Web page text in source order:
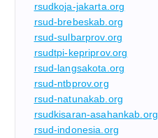
rsudkoja-jakarta.org
rsud-brebeskab.org
rsud-sulbarprov.org
rsudtpi-kepriprov.org
rsud-langsakota.org
rsud-ntbprov.org
rsud-natunakab.org
rsudkisaran-asahankab.org
rsud-indonesia.org